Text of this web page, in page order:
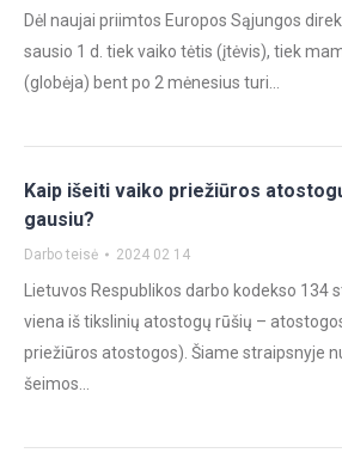
Dėl naujai priimtos Europos Sąjungos
sausio 1 d. tiek vaiko tėtis (įtėvis), tiek
(globėja) bent po 2 mėnesius turi…
Kaip išeiti vaiko priežiūros
gausiu?
Darbo teisė 2024 02 14
Lietuvos Respublikos darbo kodekso 134
viena iš tikslinių atostogų rūšių –
priežiūros atostogos). Šiame straipsnyje
šeimos…